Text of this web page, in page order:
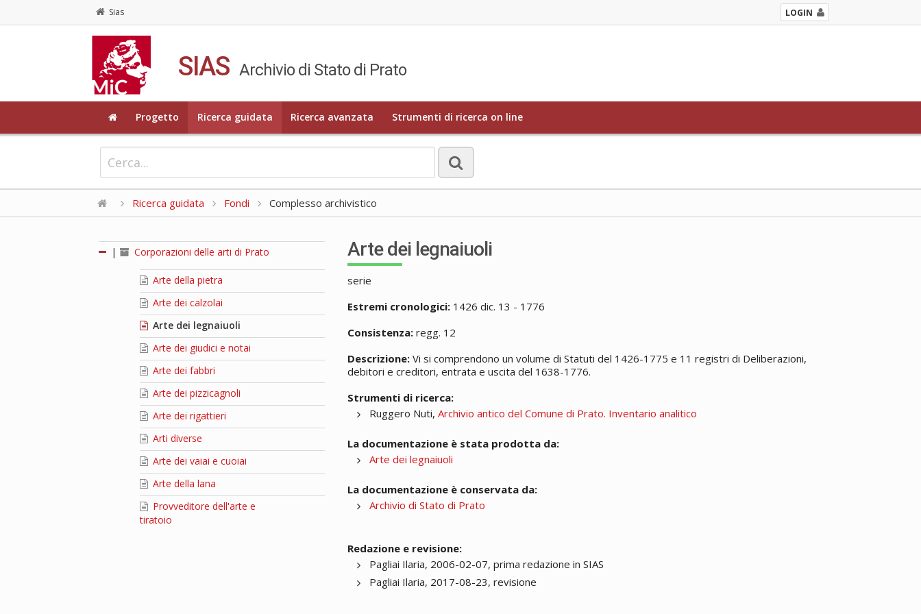
Sias LOGIN
SIAS Archivio di Stato di Prato
Progetto Ricerca guidata Ricerca avanzata Strumenti di ricerca on line
Ricerca guidata Fondi Complesso archivistico
| Corporazioni delle arti di Prato
Arte della pietra
Arte dei calzolai
Arte dei legnaiuoli
Arte dei giudici e notai
Arte dei fabbri
Arte dei pizzicagnoli
Arte dei rigattieri
Arti diverse
Arte dei vaiai e cuoiai
Arte della lana
Provveditore dell'arte e
tiratoio
Arte dei legnaiuoli
serie
Estremi cronologici: 1426 dic. 13 - 1776
Consistenza: regg. 12
Descrizione: Vi si comprendono un volume di Statuti del 1426-1775 e 11 registri di Deliberazioni,
debitori e creditori, entrata e uscita del 1638-1776.
Strumenti di ricerca:
Ruggero Nuti,Archivio antico del Comune di Prato. Inventario analitico
La documentazione è stata prodotta da:
Arte dei legnaiuoli
La documentazione è conservata da:
Archivio di Stato di Prato
Redazione e revisione:
Pagliai Ilaria, 2006-02-07, prima redazione in SIAS
Pagliai Ilaria, 2017-08-23, revisione